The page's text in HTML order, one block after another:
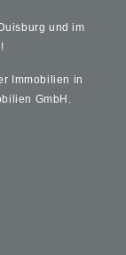
und im
Immobilien in
GmbH.